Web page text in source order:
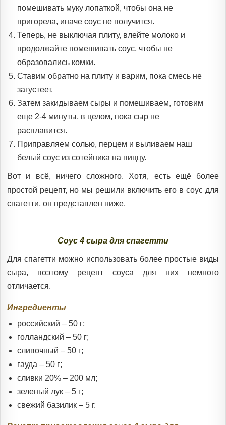
помешивать муку лопаткой, чтобы она не
пригорела, иначе соус не получится.
Теперь, не выключая плиту, влейте молоко и
продолжайте помешивать соус, чтобы не
образовались комки.
Ставим обратно на плиту и варим, пока смесь не
загустеет.
Затем закидываем сыры и помешиваем, готовим
еще 2-4 минуты, в целом, пока сыр не
расплавится.
Приправляем солью, перцем и выливаем наш
белый соус из сотейника на пиццу.
Вот и всё, ничего сложного. Хотя, есть ещё более
простой рецепт, но мы решили включить его в соус для
спагетти, он представлен ниже.
Соус 4 сыра для спагетти
Для спагетти можно использовать более простые виды
сыра, поэтому рецепт соуса для них немного
отличается.
Ингредиенты
российский – 50 г;
голландский – 50 г;
сливочный – 50 г;
гауда – 50 г;
сливки 20% – 200 мл;
зеленый лук – 5 г;
свежий базилик – 5 г.